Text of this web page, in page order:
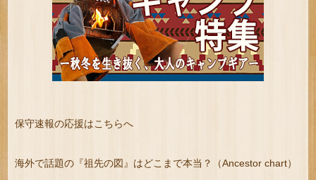
保守速報の応援はこちらへ
海外で話題の『祖先の図』はどこまで本当？（Ancestor chart）